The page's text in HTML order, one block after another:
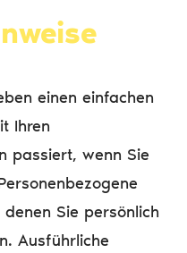
einen einfachen
Ihren
passiert, wenn Sie
Sie persönlich
Ausführliche